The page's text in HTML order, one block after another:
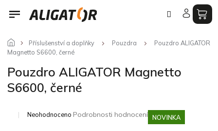
Přejít
Příslušenství a doplňky Pouzdra
Pouzdro ALIGATOR
Magnetto S6600, černé
Pouzdro ALIGATOR Magnetto
S6600, černé
NOVINKA
Průměrné
Neohodnoceno Podrobnosti hodnocení